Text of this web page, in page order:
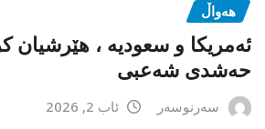
هەواڵ
ئەمریکا و سعودیە ، هێرشیان
حەشدی شەعبی
سەرنوسەر ئاب 2, 2026